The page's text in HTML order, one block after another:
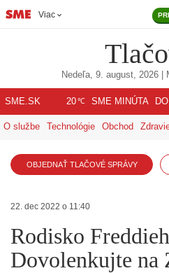
Viac
Nedeľa, 9. august, 2026 |
SME.SK 20℃ SME MINÚTA
O službe Technológie Obchod
OBJEDNAŤ TLAČOVÉ SPRÁVY
22. dec 2022 o 11:40
Rodisko
Dovolenkujte na